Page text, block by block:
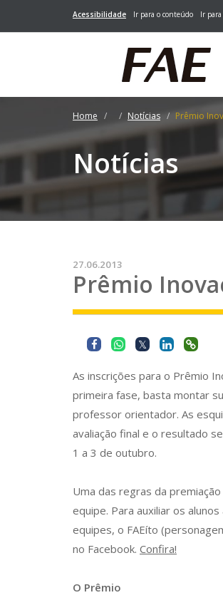
Acessibilidade Ir para o conteúdo Ir
Home Notícias Prêmio
Notícias
27.06.2013
Prêmio
As inscrições para o Prêmio
primeira fase, basta montar
professor orientador. As
avaliação final e o resultado
1 a 3 de outubro.
Uma das regras da
equipe. Para auxiliar os
equipes, o FAEíto
no Facebook. Confira!
O Prêmio